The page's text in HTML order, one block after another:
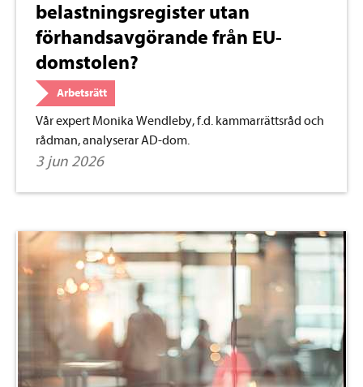
belastningsregister utan
förhandsavgörande från EU-
domstolen?
Arbetsrätt
Vår expert Monika Wendleby, f.d. kammarrättsråd och
rådman, analyserar AD-dom.
3 jun 2026